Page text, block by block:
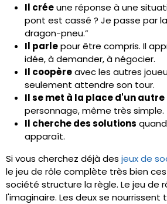
Il créeune réponse à une
pont est cassé ? Je passe par
dragon-pneu.”
Il parlepour être compris. Il
idée, à demander, à négocier.
Il coopèreavec les autres
seulement attendre son tour.
Il se met à la place d'un autre
personnage, même très simple.
Il cherche des solutions
apparaît.
Si vous cherchez déjà des jeux de
le jeu de rôle complète très bien
société structure la règle. Le jeu de
l'imaginaire. Les deux se nourrissent